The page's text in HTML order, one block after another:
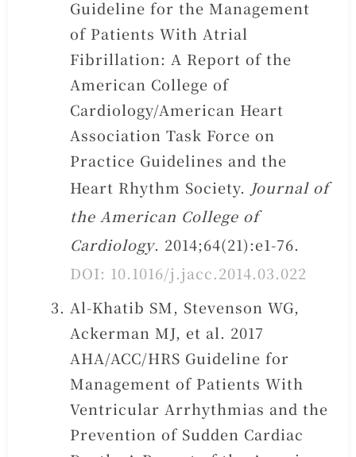
Guideline for the Management
of Patients With Atrial
Fibrillation: A Report of the
American College of
Cardiology/American Heart
Association Task Force on
Practice Guidelines and the
Heart Rhythm Society. Journal of
the American College of
Cardiology. 2014;64(21):e1-76.
DOI: 10.1016/j.jacc.2014.03.022
Al-Khatib SM, Stevenson WG,
Ackerman MJ, et al. 2017
AHA/ACC/HRS Guideline for
Management of Patients With
Ventricular Arrhythmias and the
Prevention of Sudden Cardiac